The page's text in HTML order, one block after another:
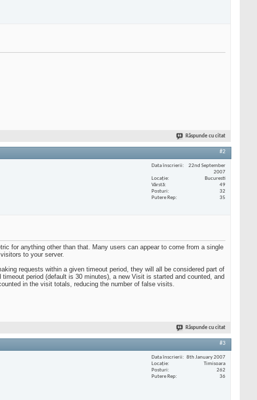
Răspunde cu citat
#2
Data înscrierii
22nd September
2007
Locaţie
Bucuresti
Vârstă
49
Posturi
32
Putere Rep
35
for anything other than that. Many users can appear to come from a single
to your server.
requests within a given timeout period, they will all be considered part of
period (default is 30 minutes), a new Visit is started and counted, and
in the visit totals, reducing the number of false visits.
Răspunde cu citat
#3
Data înscrierii
8th January 2007
Locaţie
Timisoara
Posturi
262
Putere Rep
36